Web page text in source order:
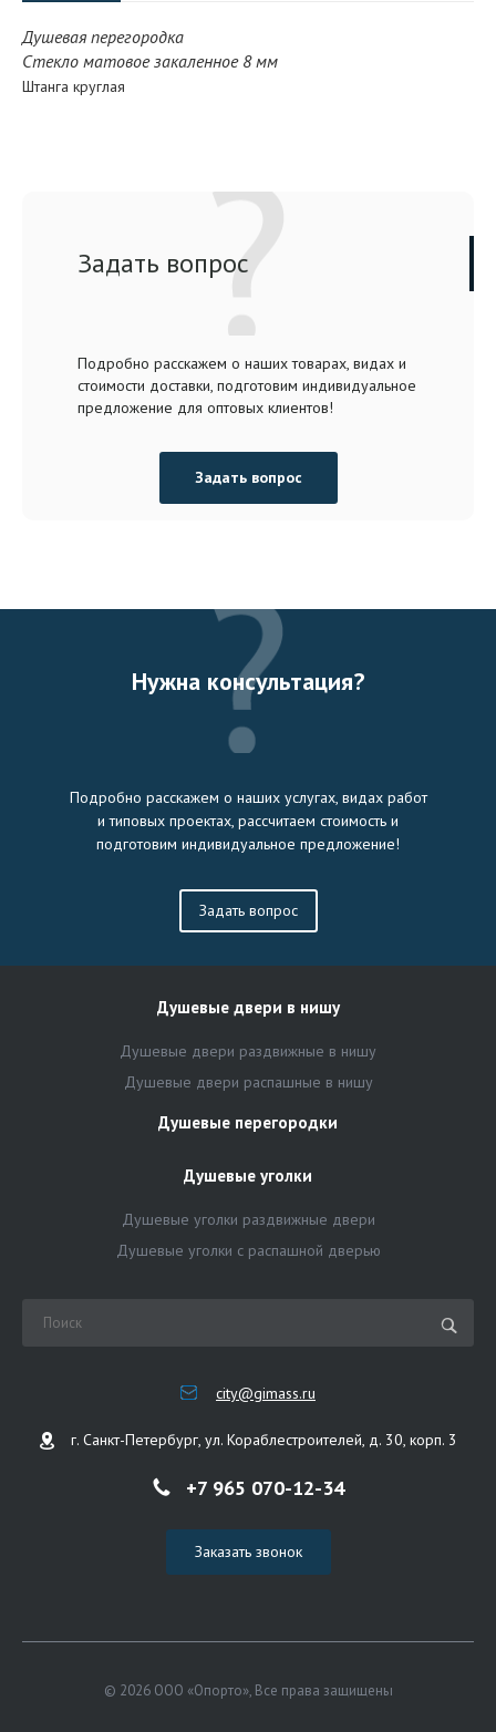
Душевая перегородка
Стекло матовое закаленное 8 мм
Штанга круглая
Задать вопрос
Подробно расскажем о наших товарах, видах и
стоимости доставки, подготовим индивидуальное
предложение для оптовых клиентов!
Задать вопрос
Нужна консультация?
Подробно расскажем о наших услугах, видах работ
и типовых проектах, рассчитаем стоимость и
подготовим индивидуальное предложение!
Задать вопрос
Душевые двери в нишу
Душевые двери раздвижные в нишу
Душевые двери распашные в нишу
Душевые перегородки
Душевые уголки
Душевые уголки раздвижные двери
Душевые уголки с распашной дверью
city@gimass.ru
г. Санкт-Петербург, ул. Кораблестроителей, д. 30, корп. 3
+7 965 070-12-34
Заказать звонок
© 2026 ООО «Опорто», Все права защищены